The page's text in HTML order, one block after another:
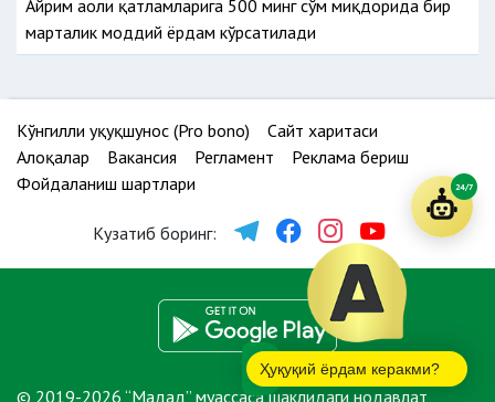
Айрим аҳоли қатламларига 500 минг сўм миқдорида бир
марталик моддий ёрдам кўрсатилади
Кўнгилли ҳуқуқшунос (Pro bono)
Сайт харитаси
Алоқалар
Вакансия Регламент
Реклама бериш
Фойдаланиш шартлари
Кузатиб боринг:
© 2019-2026 “Мадад” муассаса шаклидаги нодавлат
Ҳуқуқий ёрдам керакми?
24/7